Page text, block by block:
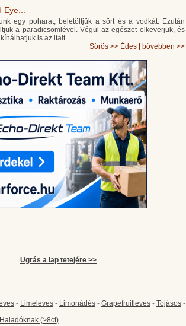
Eye...
egy poharat, beletöltjük a sört és a vodkát. Ezután
a paradicsomlével. Végül az egészet elkeverjük, és
is az italt.
Sörös >> Édes bővebben >>
Ugrás a lap tetejére >>
- Limeleves- Limonádés- Grapefruitleves- Tojásos-
Haladóknak (>8ct)